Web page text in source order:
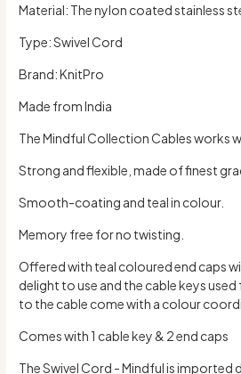
Material: The nylon coated stainless
Type: Swivel Cord
Brand: KnitPro
Made from India
The Mindful Collection Cables works
Strong and flexible, made of finest
Smooth-coating and teal in colour.
Memory free for no twisting.
Offered with teal coloured end caps
delight to use and the cable keys
to the cable come with a colour
Comes with 1 cable key & 2 end caps
The Swivel Cord - Mindful is imported